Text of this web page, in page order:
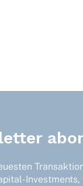
Investments,